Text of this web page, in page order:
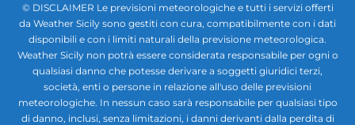
© DISCLAIMER Le previsioni meteorologiche e tutti i servizi offerti
da Weather Sicily sono gestiti con cura, compatibilmente con i dati
disponibili e con i limiti naturali della previsione meteorologica.
Weather Sicily non potrà essere considerata responsabile per ogni o
qualsiasi danno che potesse derivare a soggetti giuridici terzi,
società, enti o persone in relazione all'uso delle previsioni
meteorologiche. In nessun caso sarà responsabile per qualsiasi tipo
di danno, inclusi, senza limitazioni, i danni derivanti dalla perdita di